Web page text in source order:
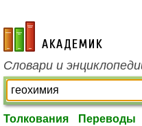
academic.ru
Словари и
Толкования Переводы